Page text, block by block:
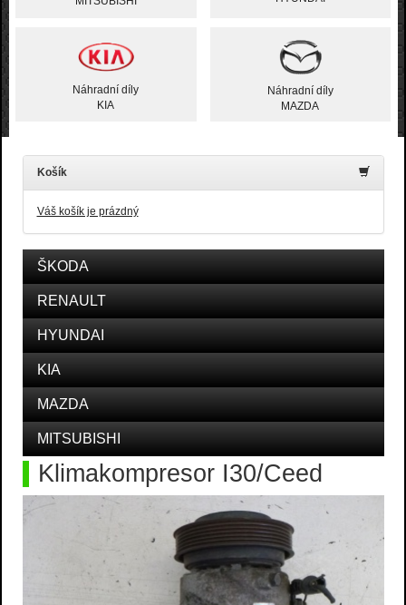
Náhradní díly
KIA
Náhradní díly
MAZDA
Košík
Váš košík je prázdný
ŠKODA
RENAULT
HYUNDAI
KIA
MAZDA
MITSUBISHI
Klimakompresor I30/Ceed